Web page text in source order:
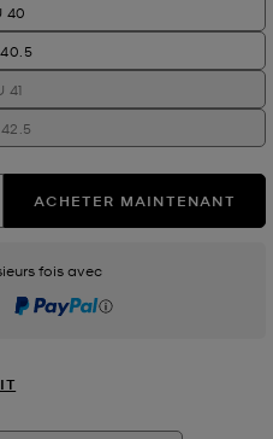
40
41
ACHETER MAINTENANT
fois avec
PayPal